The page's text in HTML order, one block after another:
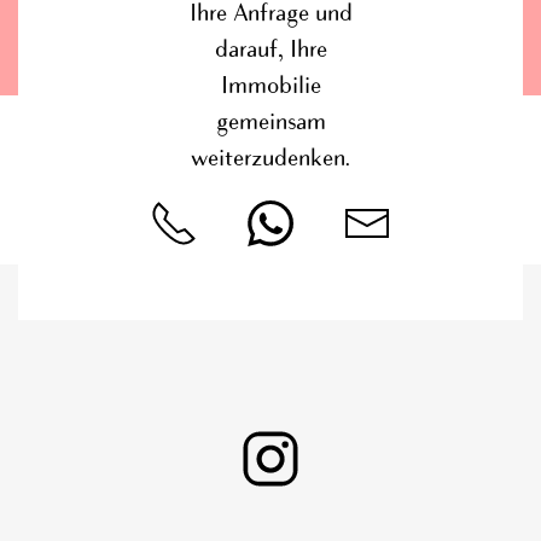
Ihre Anfrage und
darauf, Ihre
Immobilie
gemeinsam
weiterzudenken.